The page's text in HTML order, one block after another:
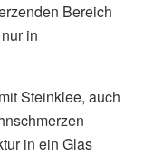
Bereich
in
Steinklee, auch
in ein Glas